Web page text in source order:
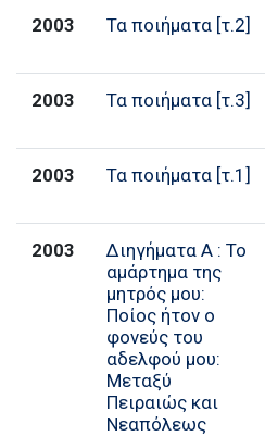
2003 Τα ποιήματα [τ.2]
2003 Τα ποιήματα [τ.3]
2003 Τα ποιήματα [τ.1]
2003
Διηγήματα Α : Το
αμάρτημα της
μητρός μου:
Ποίος ήτον ο
φονεύς του
αδελφού μου:
Μεταξύ
Πειραιώς και
Νεαπόλεως